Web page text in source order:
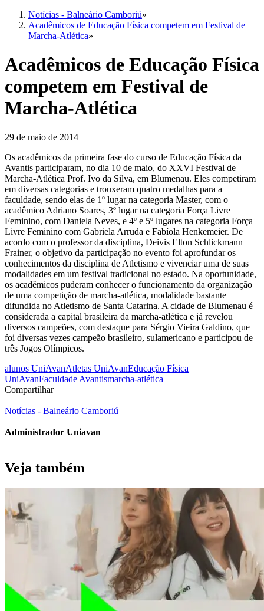
Notícias - Balneário Camboriú»
Acadêmicos de Educação Física competem em Festival de
Marcha-Atlética»
Acadêmicos de Educação Física
competem em Festival de
Marcha-Atlética
29 de maio de 2014
Os acadêmicos da primeira fase do curso de Educação Física da
Avantis participaram, no dia 10 de maio, do XXVI Festival de
Marcha-Atlética Prof. Ivo da Silva, em Blumenau. Eles competiram
em diversas categorias e trouxeram quatro medalhas para a
faculdade, sendo elas de 1º lugar na categoria Master, com o
acadêmico Adriano Soares, 3º lugar na categoria Força Livre
Feminino, com Daniela Neves, e 4º e 5º lugares na categoria Força
Livre Feminino com Gabriela Arruda e Fabíola Henkemeier. De
acordo com o professor da disciplina, Deivis Elton Schlickmann
Frainer, o objetivo da participação no evento foi aprofundar os
conhecimentos da disciplina de Atletismo e vivenciar uma de suas
modalidades em um festival tradicional no estado. Na oportunidade,
os acadêmicos puderam conhecer o funcionamento da organização
de uma competição de marcha-atlética, modalidade bastante
difundida no Atletismo de Santa Catarina. A cidade de Blumenau é
considerada a capital brasileira da marcha-atlética e já revelou
diversos campeões, com destaque para Sérgio Vieira Galdino, que
foi diversas vezes campeão brasileiro, sulamericano e participou de
três Jogos Olímpicos.
alunos UniAvanAtletas UniAvanEducação Física
UniAvanFaculdade Avantismarcha-atlética
Compartilhar
Notícias - Balneário Camboriú
Administrador Uniavan
Veja também